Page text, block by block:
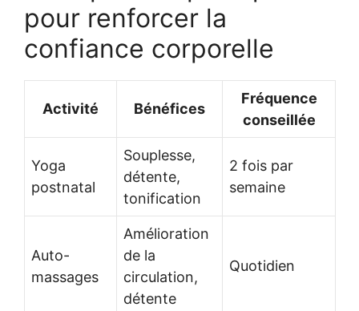
pour renforcer la
confiance corporelle
Activité Bénéfices
Fréquence
conseillée
Yoga
postnatal
Souplesse,
détente,
tonification
2 fois par
semaine
Auto-
massages
Amélioration
de la
circulation,
détente
Quotidien